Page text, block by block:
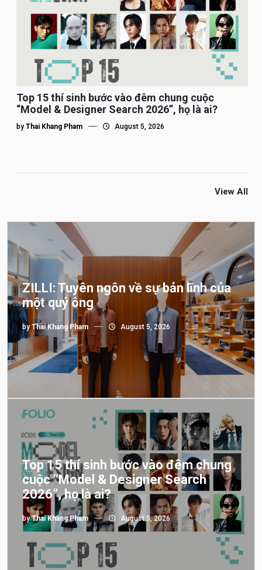
Top 15 thí sinh bước vào đêm chung cuộc
“Model & Designer Search 2026”, họ là ai?
by Thai Khang Pham August 5, 2026
View All
ZILLI: Tuyên ngôn về sự bản lĩnh của
một quý ông
by Thai Khang Pham August 5, 2026
Top 15 thí sinh bước vào đêm chung
cuộc “Model & Designer Search
2026”, họ là ai?
byThai Khang Pham August 5, 2026